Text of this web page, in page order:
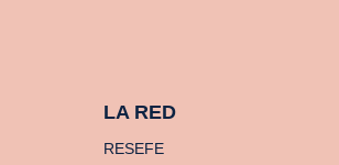
LA RED
RESEFE